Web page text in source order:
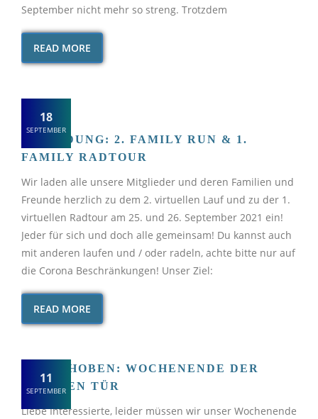
September nicht mehr so streng. Trotzdem
READ MORE
EINLADUNG: 2. FAMILY RUN & 1.
FAMILY RADTOUR
18
SEPTEMBER
Wir laden alle unsere Mitglieder und deren Familien und
Freunde herzlich zu dem 2. virtuellen Lauf und zu der 1.
virtuellen Radtour am 25. und 26. September 2021 ein!
Jeder für sich und doch alle gemeinsam! Du kannst auch
mit anderen laufen und / oder radeln, achte bitte nur auf
die Corona Beschränkungen! Unser Ziel:
READ MORE
VERSCHOBEN: WOCHENENDE DER
OFFENEN TÜR
11
SEPTEMBER
Liebe Interessierte, leider müssen wir unser Wochenende